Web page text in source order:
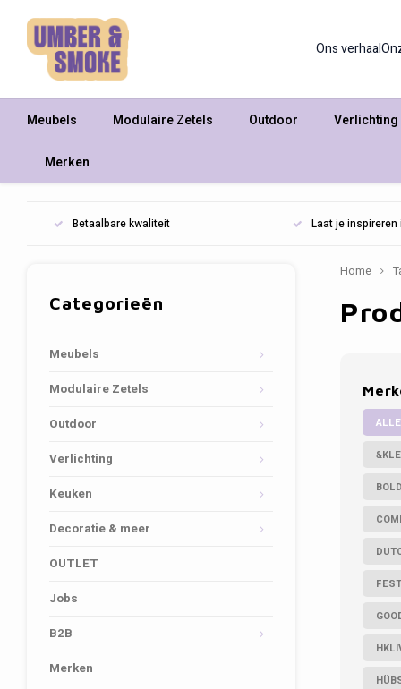
Ons verhaal
Meubels Modulaire Zetels Outdoor Verlichting
Merken
Betaalbare kwaliteit Laat je
Categorieën
Meubels
Modulaire Zetels
Outdoor
Verlichting
Keuken
Decoratie & meer
OUTLET
Jobs
B2B
Merken
Home